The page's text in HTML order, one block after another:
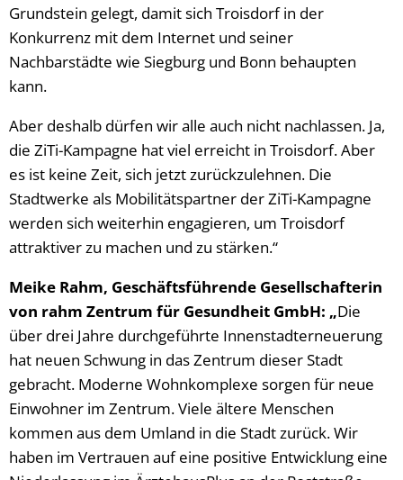
Grundstein gelegt, damit sich Troisdorf in der
Konkurrenz mit dem Internet und seiner
Nachbarstädte wie Siegburg und Bonn behaupten
kann.
Aber deshalb dürfen wir alle auch nicht nachlassen. Ja,
die ZiTi-Kampagne hat viel erreicht in Troisdorf. Aber
es ist keine Zeit, sich jetzt zurückzulehnen. Die
Stadtwerke als Mobilitätspartner der ZiTi-Kampagne
werden sich weiterhin engagieren, um Troisdorf
attraktiver zu machen und zu stärken.“
Meike Rahm, Geschäftsführende Gesellschafterin
von rahm Zentrum für Gesundheit GmbH: „Die
über drei Jahre durchgeführte Innenstadterneuerung
hat neuen Schwung in das Zentrum dieser Stadt
gebracht. Moderne Wohnkomplexe sorgen für neue
Einwohner im Zentrum. Viele ältere Menschen
kommen aus dem Umland in die Stadt zurück. Wir
haben im Vertrauen auf eine positive Entwicklung eine